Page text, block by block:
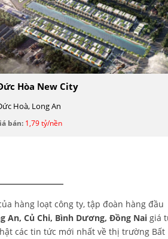
Hòa New City
Hoà, Long An
bán:1,79 tỷ/nền
hàng loạt công ty, tập đoàn hàng đầu
An, Củ Chi, Bình Dương, Đồng Nai giá
các tin tức mới nhất về thị trường Bất